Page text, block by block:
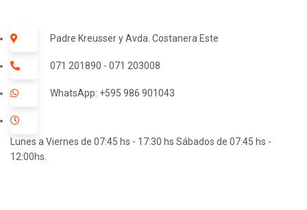
Padre Kreusser y Avda. Costanera Este
071 201890 - 071 203008
WhatsApp: +595 986 901043
Lunes a Viernes de 07:45 hs - 17:30 hs Sábados de 07:45 hs -
12:00hs.